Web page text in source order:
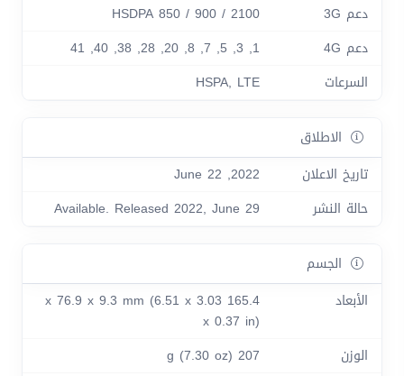
دعم 3G
HSDPA 850 / 900 / 2100
دعم 4G
1, 3, 5, 7, 8, 20, 28, 38, 40, 41
السرعات
HSPA, LTE
الاطلاق
تاريخ الاعلان
2022, June 22
حالة النشر
Available. Released 2022, June 29
الجسم
الأبعاد
165.4 x 76.9 x 9.3 mm (6.51 x 3.03
x 0.37 in)
الوزن
207 g (7.30 oz)